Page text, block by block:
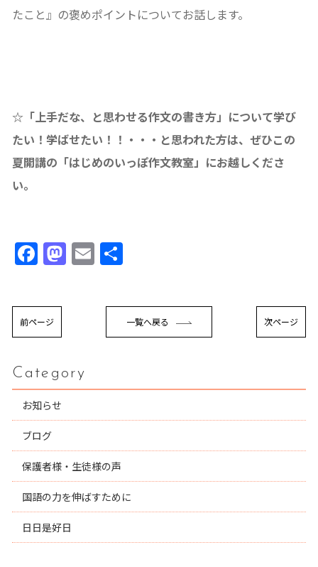
たこと』の褒めポイントについてお話します。
☆「上手だな、と思わせる作文の書き方」について学び
たい！学ばせたい！！・・・と思われた方は、ぜひこの
夏開講の「はじめのいっぽ作文教室」にお越しくださ
い。
Facebook
Mastodon
Email
共
前ページ 一覧へ戻る 次ページ
Category
お知らせ
ブログ
保護者様・生徒様の声
国語の力を伸ばすために
日日是好日